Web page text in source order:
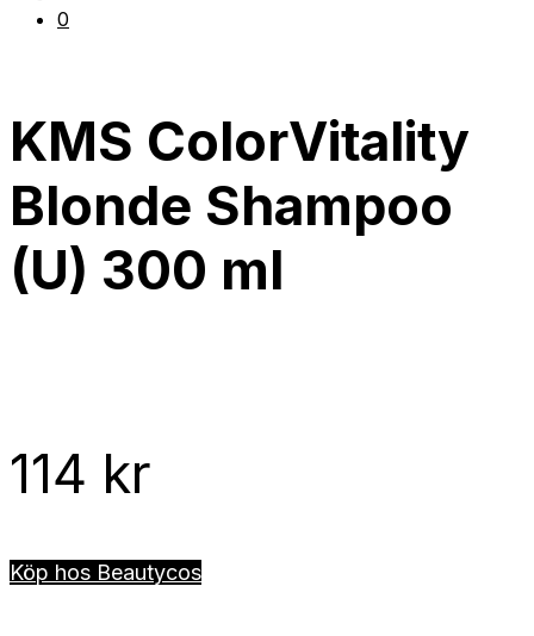
0
KMS ColorVitality
Blonde Shampoo
(U) 300 ml
114 kr
Köp hos Beautycos